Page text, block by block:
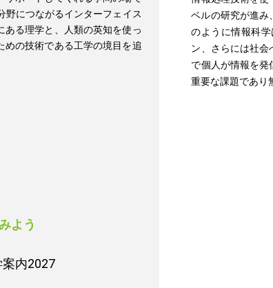
野につながるインターフェイス
ある理学と、人類の英知を使っ
めの技術である工学の境目を追
よう
案内2027
ベルの研究が進み
のように情報科
ン、さらには社会
で個人が情報を発
重要な課題であり